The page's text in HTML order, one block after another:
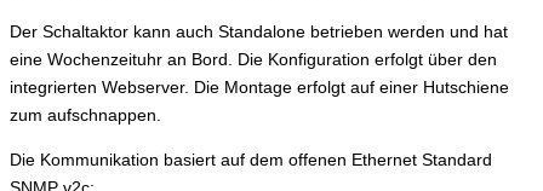
Der Schaltaktor kann auch Standalone betrieben werden und hat
eine Wochenzeituhr an Bord. Die Konfiguration erfolgt über den
integrierten Webserver. Die Montage erfolgt auf einer Hutschiene
zum aufschnappen.
Die Kommunikation basiert auf dem offenen Ethernet Standard
SNMP v2c: